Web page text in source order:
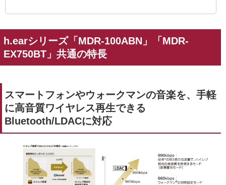
h.earシリーズ「MDR-100ABN」「MDR-
EX750BT」共通の特長
スマートフォンやウォークマンの音楽を、手軽
に高音質ワイヤレス再生できる
Bluetooth/LDACに対応